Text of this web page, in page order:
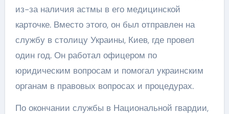
из-за наличия астмы в его медицинской
карточке. Вместо этого, он был отправлен на
службу в столицу Украины, Киев, где провел
один год. Он работал офицером по
юридическим вопросам и помогал украинским
органам в правовых вопросах и процедурах.
По окончании службы в Национальной гвардии,